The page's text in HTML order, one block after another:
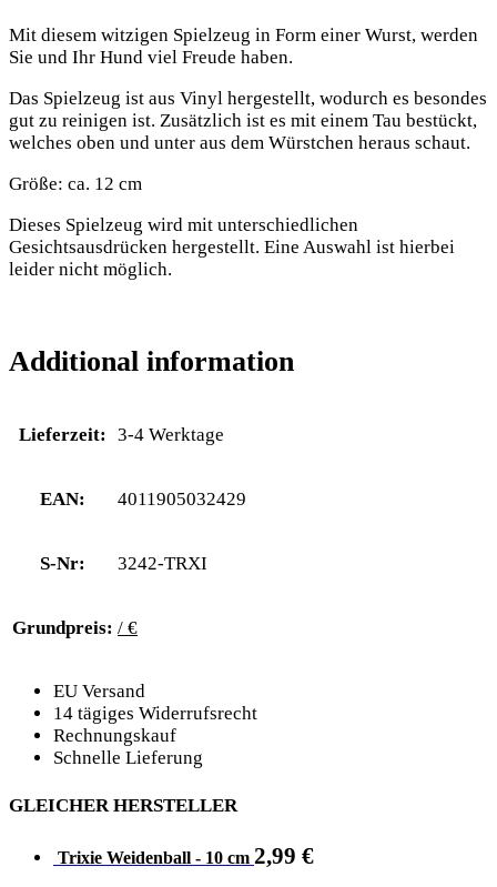
Mit diesem witzigen Spielzeug in Form einer Wurst, werden
Sie und Ihr Hund viel Freude haben.
Das Spielzeug ist aus Vinyl hergestellt, wodurch es besondes
gut zu reinigen ist. Zusätzlich ist es mit einem Tau bestückt,
welches oben und unter aus dem Würstchen heraus schaut.
Größe: ca. 12 cm
Dieses Spielzeug wird mit unterschiedlichen
Gesichtsausdrücken hergestellt. Eine Auswahl ist hierbei
leider nicht möglich.
Additional information
Lieferzeit: 3-4 Werktage
EAN: 4011905032429
S-Nr: 3242-TRXI
Grundpreis: / €
EU Versand
14 tägiges Widerrufsrecht
Rechnungskauf
Schnelle Lieferung
GLEICHER HERSTELLER
Trixie Weidenball - 10 cm 2,99 €